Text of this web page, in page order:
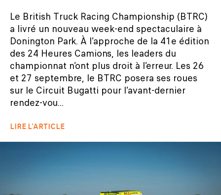
Le British Truck Racing Championship (BTRC)
a livré un nouveau week-end spectaculaire à
Donington Park. À l’approche de la 41e édition
des 24 Heures Camions, les leaders du
championnat n’ont plus droit à l’erreur. Les 26
et 27 septembre, le BTRC posera ses roues
sur le Circuit Bugatti pour l’avant-dernier
rendez-vou...
LIRE L'ARTICLE